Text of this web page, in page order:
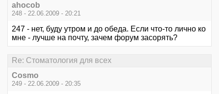
ahocob
248 - 22.06.2009 - 20:21
247 - нет, буду утром и до обеда. Если что-то лично ко
мне - лучше на почту, зачем форум засорять?
Re: Стоматология для всех
Cosmo
249 - 22.06.2009 - 20:35